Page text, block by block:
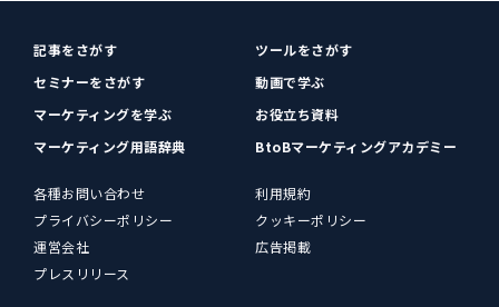
記事をさがす
ツールをさがす
セミナーをさがす
動画で学ぶ
マーケティングを学ぶ
お役立ち資料
マーケティング用語辞典
BtoBマーケティングアカデミー
各種お問い合わせ
利用規約
プライバシーポリシー
クッキーポリシー
運営会社
広告掲載
プレスリリース